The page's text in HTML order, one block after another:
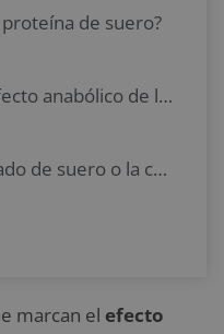
de suero?
¿Disminuye el efecto anabólico de la proteína con la edad?
¿Es mejor el aislado de suero o la caseína?
marcan el efecto